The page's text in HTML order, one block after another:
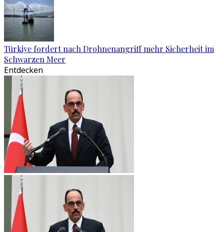
Türkiye fordert nach Drohnenangriff mehr Sicherheit im
Schwarzen Meer
Entdecken